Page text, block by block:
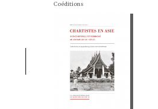
Coéditions